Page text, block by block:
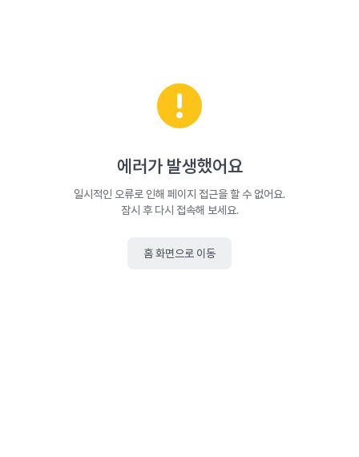
에러가 발생했어요
일시적인 오류로 인해 페이지 접근을 할 수 없어요.
잠시 후 다시 접속해 보세요.
홈 화면으로 이동